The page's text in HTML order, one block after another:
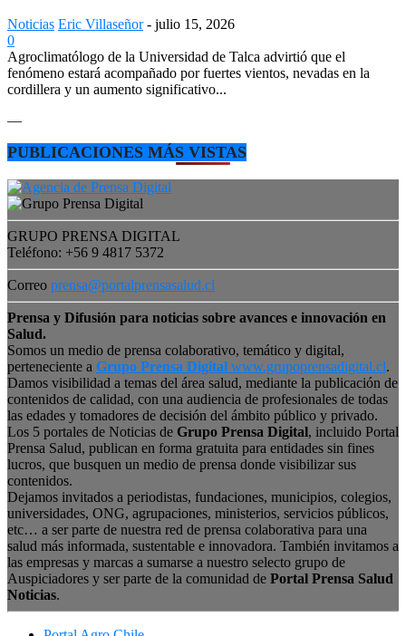
Noticias Eric Villaseñor - julio 15, 2026
0
Agroclimatólogo de la Universidad de Talca advirtió que el
fenómeno estará acompañado por fuertes vientos, nevadas en la
cordillera y un aumento significativo...
—
PUBLICACIONES MÁS VISTAS
GRUPO PRENSA DIGITAL
Teléfono: +56 9 4817 5372
Correo prensa@portalprensasalud.cl
Prensa y Difusión para noticias sobre avances e innovación en
Salud.
Somos un medio de prensa colaborativo, temático y digital,
perteneciente a Grupo Prensa Digital www.grupoprensadigital.cl.
Damos visibilidad a temas del área salud, mediante la publicación de
contenidos de calidad, con una audiencia de profesionales de todas
las edades y tomadores de decisión del ámbito público y privado.
Los 5 portales de Noticias de Grupo Prensa Digital, incluido Portal
Prensa Salud, publican en forma gratuita para entidades sin fines
lucros, que busquen un medio de prensa donde visibilizar sus
contenidos.
Dejamos invitados a periodistas, fundaciones, municipios, colegios,
universidades, ONG, agrupaciones, ministerios, servicios públicos,
etc… a ser parte de nuestra red de prensa colaborativa para una
salud más informada, sustentable e innovadora. También invitamos a
las empresas y marcas a sumarse a nuestro selecto grupo de
Auspiciadores y ser parte de la comunidad de Portal Prensa Salud
Noticias.